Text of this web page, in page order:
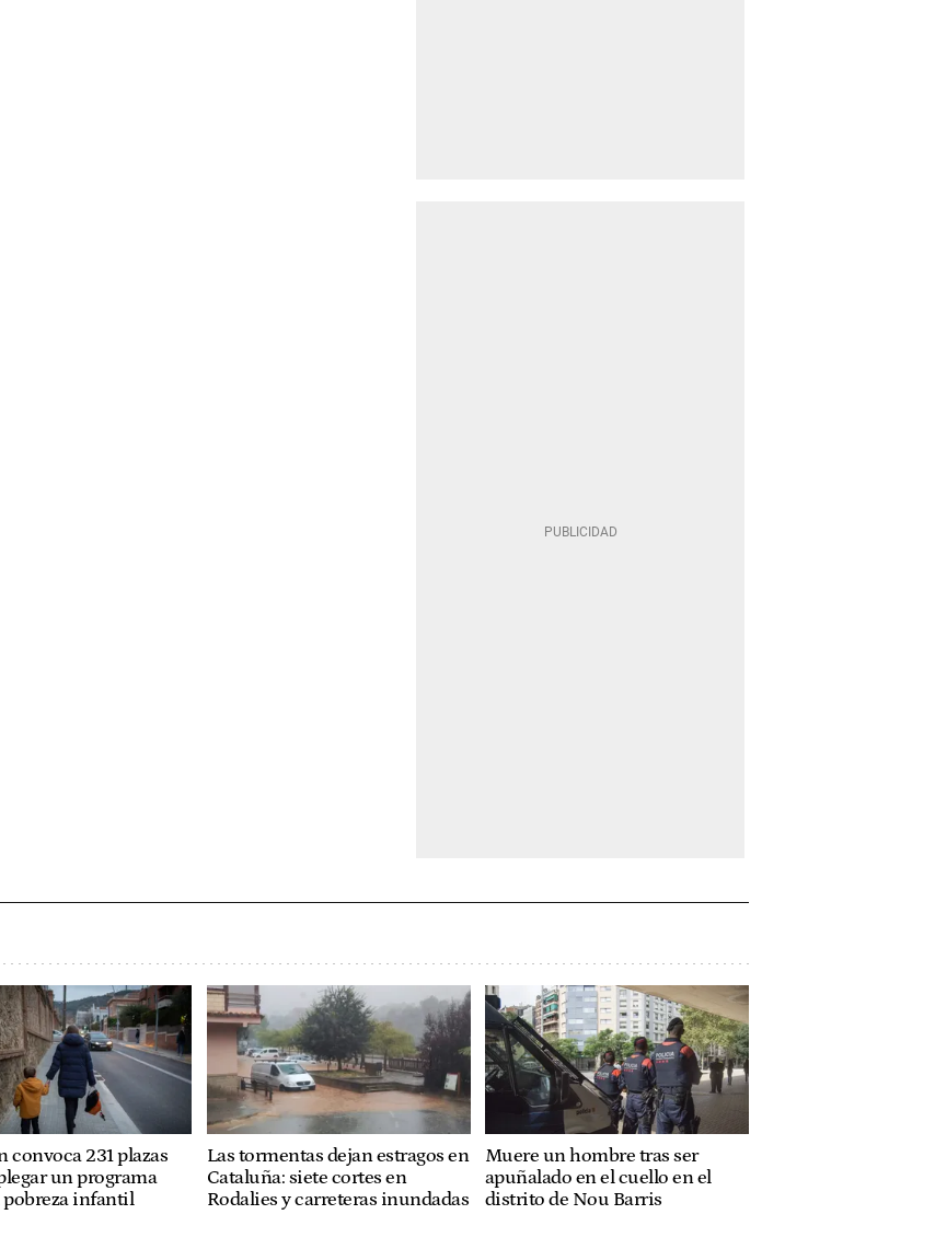
convoca 231 plazas
un programa
pobreza infantil
Las tormentas dejan estragos en
Cataluña: siete cortes en
Rodalies y carreteras inundadas
Muere un hombre tras ser
apuñalado en el cuello en el
distrito de Nou Barris